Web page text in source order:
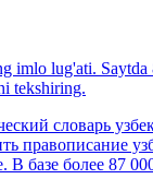
lug'ati. Saytda
tekshiring.
словарь
правописание
базе более 87